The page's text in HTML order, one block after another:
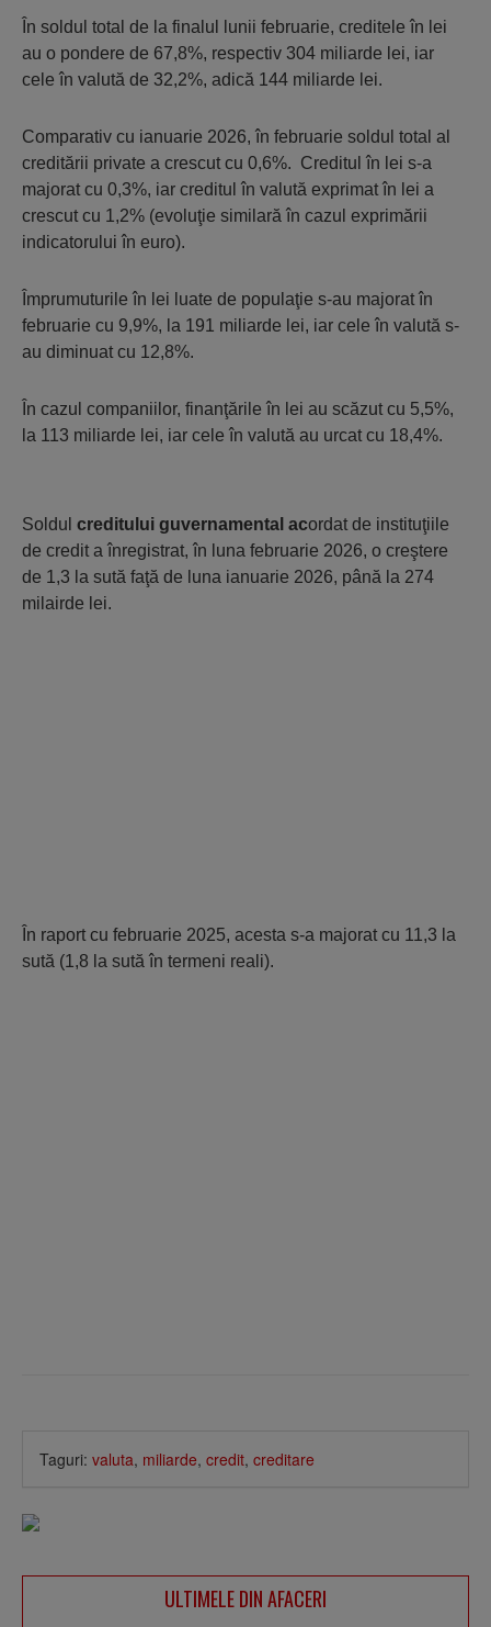
În soldul total de la finalul lunii februarie, creditele în lei
au o pondere de 67,8%, respectiv 304 miliarde lei, iar
cele în valută de 32,2%, adică 144 miliarde lei.
Comparativ cu ianuarie 2026, în februarie soldul total al
creditării private a crescut cu 0,6%. Creditul în lei s-a
majorat cu 0,3%, iar creditul în valută exprimat în lei a
crescut cu 1,2% (evoluţie similară în cazul exprimării
indicatorului în euro).
Împrumuturile în lei luate de populaţie s-au majorat în
februarie cu 9,9%, la 191 miliarde lei, iar cele în valută s-
au diminuat cu 12,8%.
În cazul companiilor, finanţările în lei au scăzut cu 5,5%,
la 113 miliarde lei, iar cele în valută au urcat cu 18,4%.
Soldul creditului guvernamental acordat de instituţiile
de credit a înregistrat, în luna februarie 2026, o creştere
de 1,3 la sută faţă de luna ianuarie 2026, până la 274
milairde lei.
În raport cu februarie 2025, acesta s-a majorat cu 11,3 la
sută (1,8 la sută în termeni reali).
Taguri: valuta, miliarde, credit, creditare
ULTIMELE DIN AFACERI